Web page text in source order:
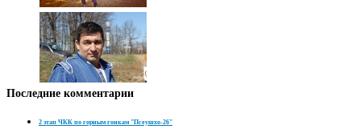
Последние комментарии
2 этап ЧКК по горным гонкам "Псеушхо-26"